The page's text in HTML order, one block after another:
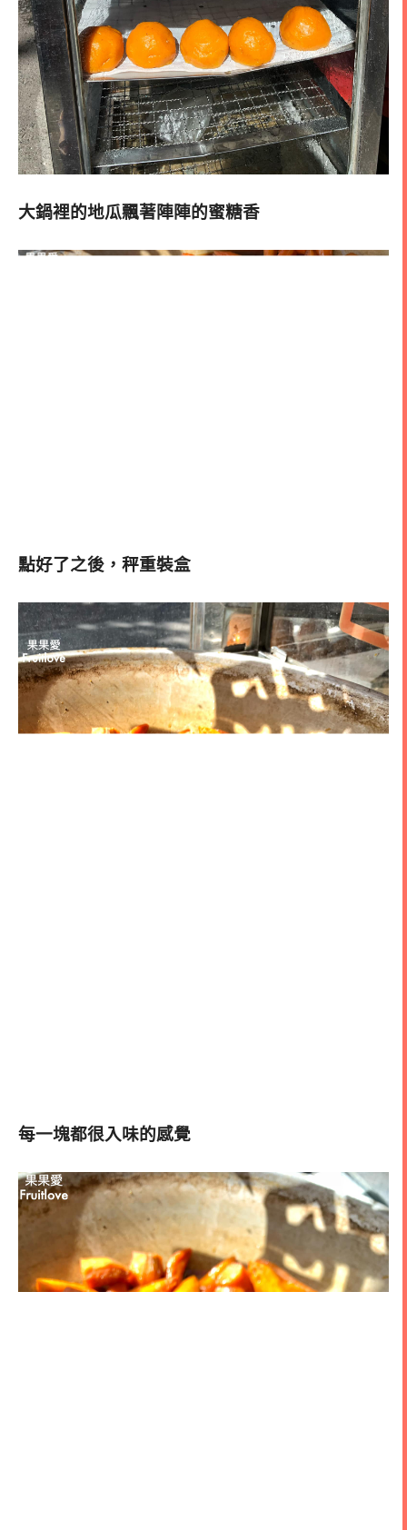
大鍋裡的地瓜飄著陣陣的蜜糖香
點好了之後，秤重裝盒
每一塊都很入味的感覺